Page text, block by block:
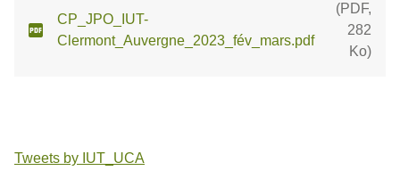
CP_JPO_IUT-
Clermont_Auvergne_2023_fév_mars.pdf
(PDF,
282
Ko)
Tweets by IUT_UCA